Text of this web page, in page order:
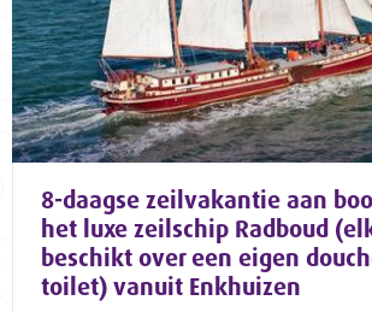
8-daagse zeilvakantie aan
het luxe zeilschip Radboud
beschikt over een eigen
toilet) vanuit Enkhuizen